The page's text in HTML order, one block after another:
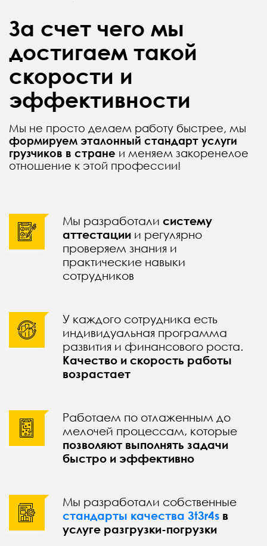
За счет чего мы
достигаем такой
скорости и
эффективности
Мы не просто делаем работу быстрее, мы
формируем эталонный стандарт услуги
грузчиков в стране и меняем закоренелое
отношение к этой профессии!
Мы разработали систему
аттестации и регулярно
проверяем знания и
практические навыки
сотрудников
У каждого сотрудника есть
индивидуальная программа
развития и финансового роста.
Качество и скорость работы
возрастает
Работаем по отлаженным до
мелочей процессам, которые
позволяют выполнять задачи
быстро и эффективно
Мы разработали собственные
стандарты качества 3t3r4s в
услуге разгрузки-погрузки